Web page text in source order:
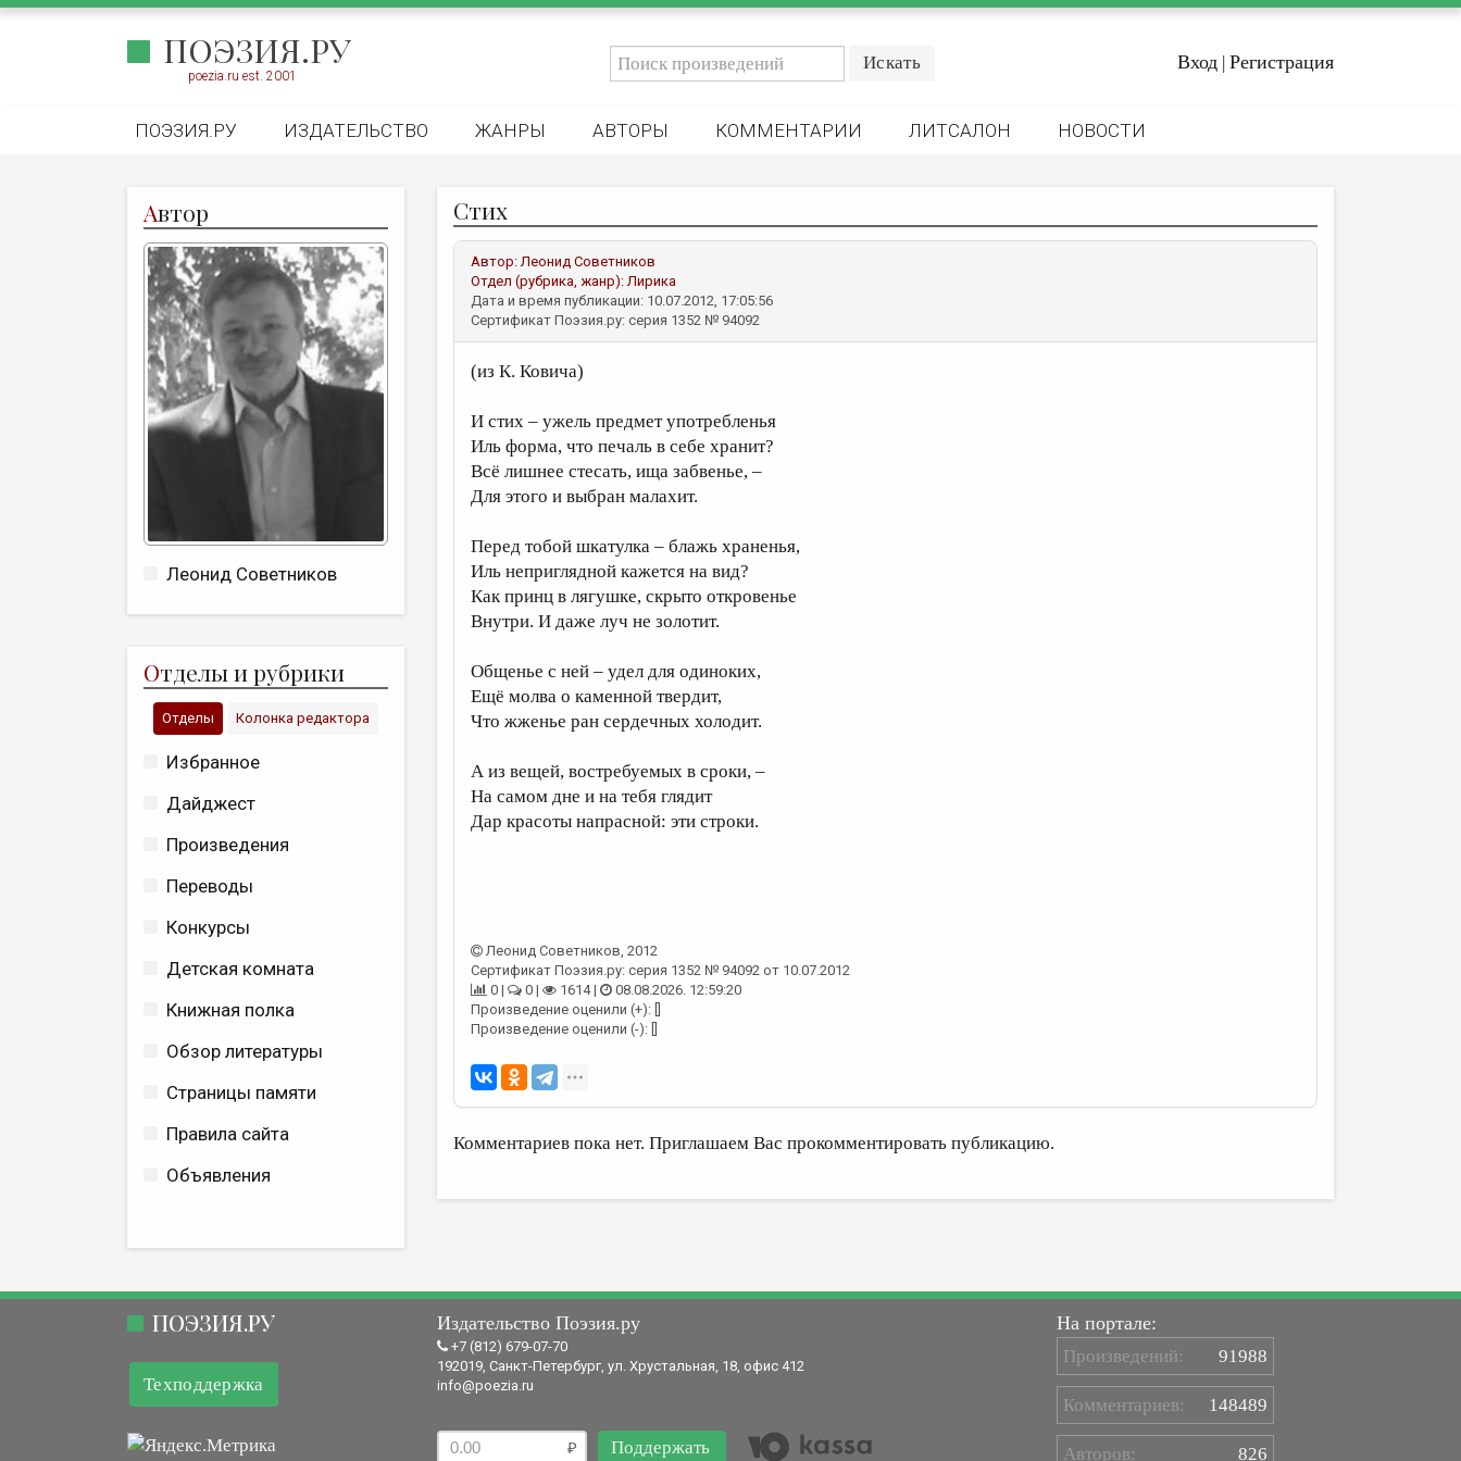
ПОЭЗИЯ.РУ
poezia.ru est. 2001
Вход | Регистрация
ПОЭЗИЯ.РУ ИЗДАТЕЛЬСТВО ЖАНРЫ АВТОРЫ КОММЕНТАРИИ ЛИТСАЛОН НОВОСТИ
Автор
Леонид Советников
Отделы и рубрики
Отделы Колонка редактора
Избранное
Дайджест
Произведения
Переводы
Конкурсы
Детская комната
Книжная полка
Обзор литературы
Страницы памяти
Правила сайта
Объявления
Стих
Автор:Леонид Советников
Отдел (рубрика, жанр):Лирика
Дата и время публикации: 10.07.2012, 17:05:56
Сертификат Поэзия.ру: серия 1352 № 94092
(из К. Ковича)
И стих – ужель предмет употребленья
Иль форма, что печаль в себе хранит?
Всё лишнее стесать, ища забвенье, –
Для этого и выбран малахит.
Перед тобой шкатулка – блажь храненья,
Иль неприглядной кажется на вид?
Как принц в лягушке, скрыто откровенье
Внутри. И даже луч не золотит.
Общенье с ней – удел для одиноких,
Ещё молва о каменной твердит,
Что жженье ран сердечных холодит.
А из вещей, востребуемых в сроки, –
На самом дне и на тебя глядит
Дар красоты напрасной: эти строки.
Леонид Советников, 2012
Сертификат Поэзия.ру: серия 1352 № 94092 от 10.07.2012
0 |
0 | 1614 |
08.08.2026. 12:59:20
Произведение оценили (+): []
Произведение оценили (-): []
Комментариев пока нет. Приглашаем Вас прокомментировать публикацию.
ПОЭЗИЯ.РУ
Техподдержка
Издательство Поэзия.ру
+7 (812) 679-07-70
192019, Санкт-Петербург, ул. Хрустальная, 18, офис 412
info@poezia.ru
Поддержать
На портале:
Произведений: 91988
Комментариев: 148489
Авторов: 826